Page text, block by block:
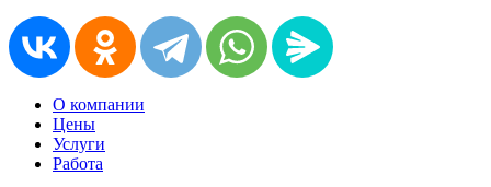
О компании
Цены
Услуги
Работа